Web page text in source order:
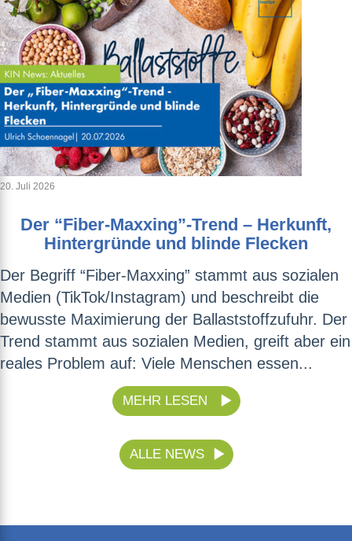
20. Juli 2026
Der “Fiber-Maxxing”-Trend – Herkunft,
Hintergründe und blinde Flecken
Der Begriff “Fiber-Maxxing” stammt aus sozialen
Medien (TikTok/Instagram) und beschreibt die
bewusste Maximierung der Ballaststoffzufuhr. Der
Trend stammt aus sozialen Medien, greift aber ein
reales Problem auf: Viele Menschen essen...
MEHR LESEN
ALLE NEWS